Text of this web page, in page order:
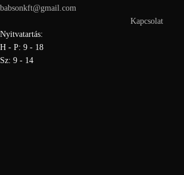
babsonkft@gmail.com
Nyitvatartás:
H - P: 9 - 18
Sz: 9 - 14
Kapcsolat